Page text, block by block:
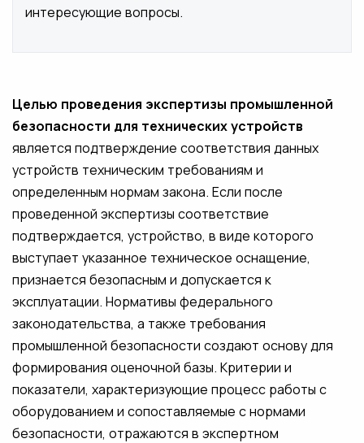
интересующие вопросы.
Целью проведения экспертизы промышленной
безопасности для технических устройств
является подтверждение соответствия данных
устройств техническим требованиям и
определенным нормам закона. Если после
проведенной экспертизы соответствие
подтверждается, устройство, в виде которого
выступает указанное техническое оснащение,
признается безопасным и допускается к
эксплуатации. Нормативы федерального
законодательства, а также требования
промышленной безопасности создают основу для
формирования оценочной базы. Критерии и
показатели, характеризующие процесс работы с
оборудованием и сопоставляемые с нормами
безопасности, отражаются в экспертном